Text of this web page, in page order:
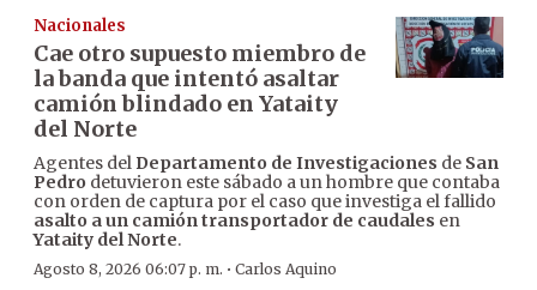
Nacionales
Cae otro supuesto miembro de
la banda que intentó asaltar
camión blindado en Yataity
del Norte
Agentes del Departamento de Investigaciones de San
Pedro detuvieron este sábado a un hombre que contaba
con orden de captura por el caso que investiga el fallido
asalto a un camión transportador de caudales en
Yataity del Norte.
Agosto 8, 2026 06:07 p. m. · Carlos Aquino